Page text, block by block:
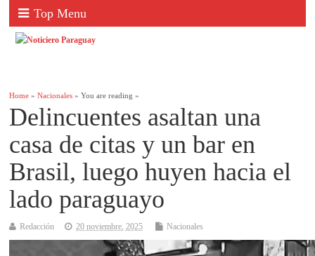
Top Menu
Home »Nacionales » You are reading »
Delincuentes asaltan una
casa de citas y un bar en
Brasil, luego huyen hacia el
lado paraguayo
Redacción 20 noviembre, 2025 Nacionales